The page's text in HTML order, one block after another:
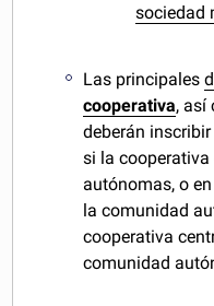
sociedad
Las principales
cooperativa, así
deberán inscribir
si la
autónomas, o
la comunidad
cooperativa
comunidad